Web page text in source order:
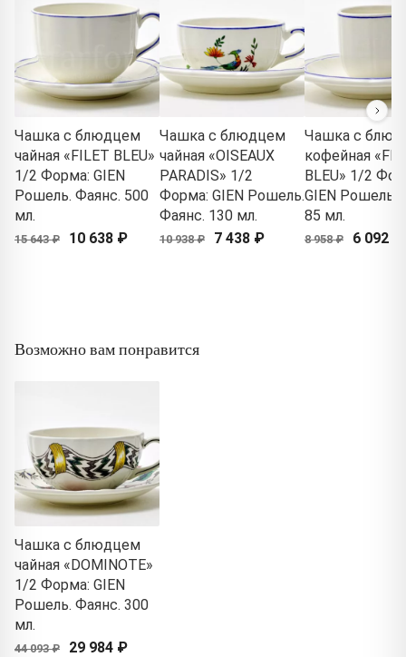
Чашка с блюдцем
чайная «FILET BLEU»
1/2 Форма: GIEN
Рошель. Фаянс. 500
мл.
15 643 ₽ 10 638 ₽
Чашка с блюдцем
чайная «OISEAUX
PARADIS» 1/2
Форма: GIEN Рошель.
Фаянс. 130 мл.
10 938 ₽ 7 438 ₽
Чашка с
кофейная
BLEU» 1/2
GIEN Рошель.
85 мл.
8 958 ₽ 6 092 ₽
Возможно вам понравится
Чашка с блюдцем
чайная «DOMINOTE»
1/2 Форма: GIEN
Рошель. Фаянс. 300
мл.
44 093 ₽ 29 984 ₽